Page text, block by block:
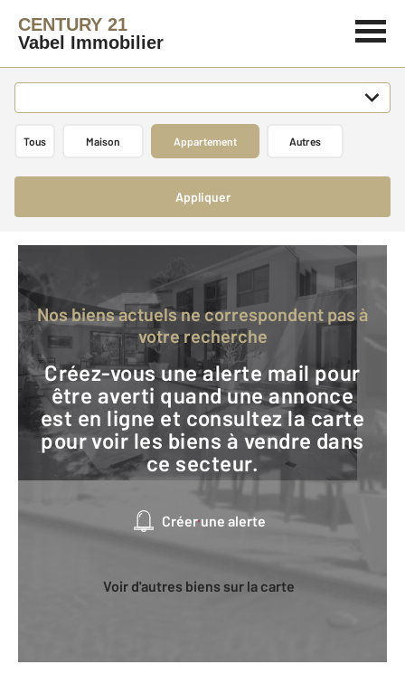
CENTURY 21
Vabel Immobilier
Tous Maison Appartement Autres
Appliquer
Nos biens actuels ne correspondent pas à
votre recherche
Créez-vous une alerte mail pour
être averti quand une annonce
est en ligne et consultez la carte
pour voir les biens à vendre dans
ce secteur.
Créer une alerte
Voir d'autres biens sur la carte